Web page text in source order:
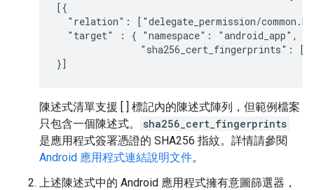
[{
"relation": ["delegate_permission/
"target" : { "namespace": "android_app",
               "sha256_cert_fingerprints": ["
}]
陳述式清單支援 [ ] 標記內的陳述式陣列，但範例檔案
只包含一個陳述式。
sha256_cert_fingerprints
是應用程式簽署憑證的 SHA256 指紋。詳情請參閱
Android 應用程式連結說明文件。
上述陳述式中的 Android 應用程式擁有意圖篩選器，